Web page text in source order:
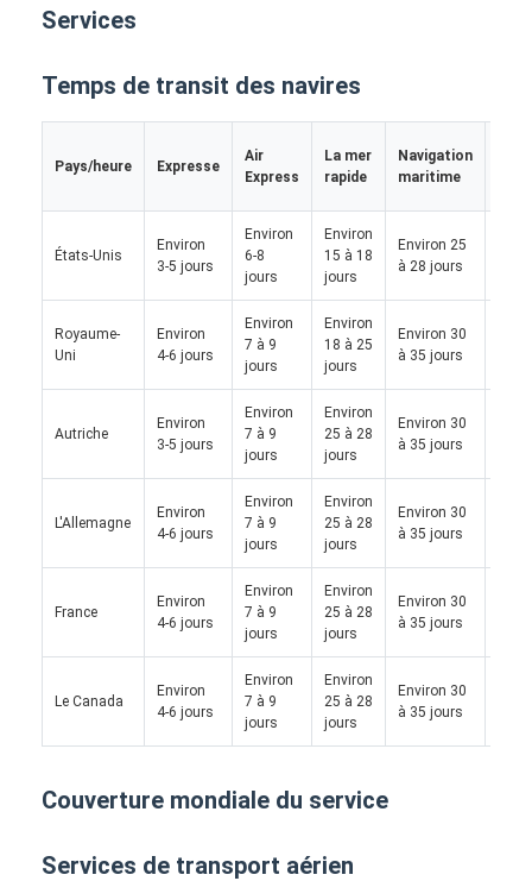
Services
Temps de transit des navires
Pays/heure Expresse
Air
Express
La mer
rapide
Navigation
maritime
États-Unis
Environ
3-5 jours
Environ
6-8
jours
Environ
15 à 18
jours
Environ 25
à 28 jours
Royaume-
Uni
Environ
4-6 jours
Environ
7 à 9
jours
Environ
18 à 25
jours
Environ 30
à 35 jours
Autriche
Environ
3-5 jours
Environ
7 à 9
jours
Environ
25 à 28
jours
Environ 30
à 35 jours
L'Allemagne
Environ
4-6 jours
Environ
7 à 9
jours
Environ
25 à 28
jours
Environ 30
à 35 jours
France
Environ
4-6 jours
Environ
7 à 9
jours
Environ
25 à 28
jours
Environ 30
à 35 jours
Le Canada
Environ
4-6 jours
Environ
7 à 9
jours
Environ
25 à 28
jours
Environ 30
à 35 jours
Couverture mondiale du service
Services de transport aérien